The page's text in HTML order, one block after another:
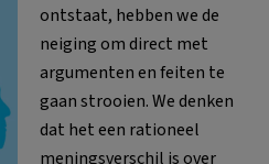
ontstaat, hebben we de
neiging om direct met
argumenten en feiten te
gaan strooien. We denken
dat het een rationeel
meningsverschil is over